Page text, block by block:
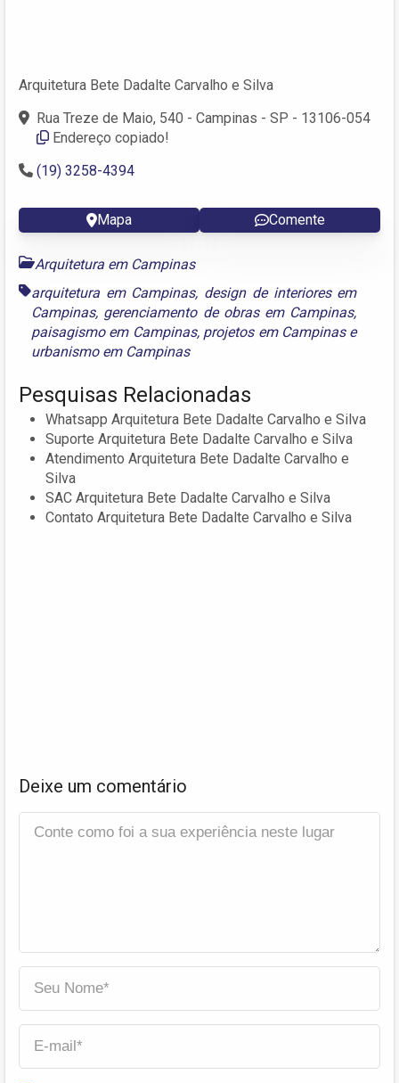
Arquitetura Bete Dadalte Carvalho e Silva
Rua Treze de Maio, 540 - Campinas - SP - 13106-054
Endereço copiado!
(19) 3258-4394
Mapa Comente
Arquitetura em Campinas
arquitetura em Campinas, design de interiores em
Campinas, gerenciamento de obras em Campinas,
paisagismo em Campinas, projetos em Campinase
urbanismo em Campinas
Pesquisas Relacionadas
Whatsapp Arquitetura Bete Dadalte Carvalho e Silva
Suporte Arquitetura Bete Dadalte Carvalho e Silva
Atendimento Arquitetura Bete Dadalte Carvalho e
Silva
SAC Arquitetura Bete Dadalte Carvalho e Silva
Contato Arquitetura Bete Dadalte Carvalho e Silva
Deixe um comentário